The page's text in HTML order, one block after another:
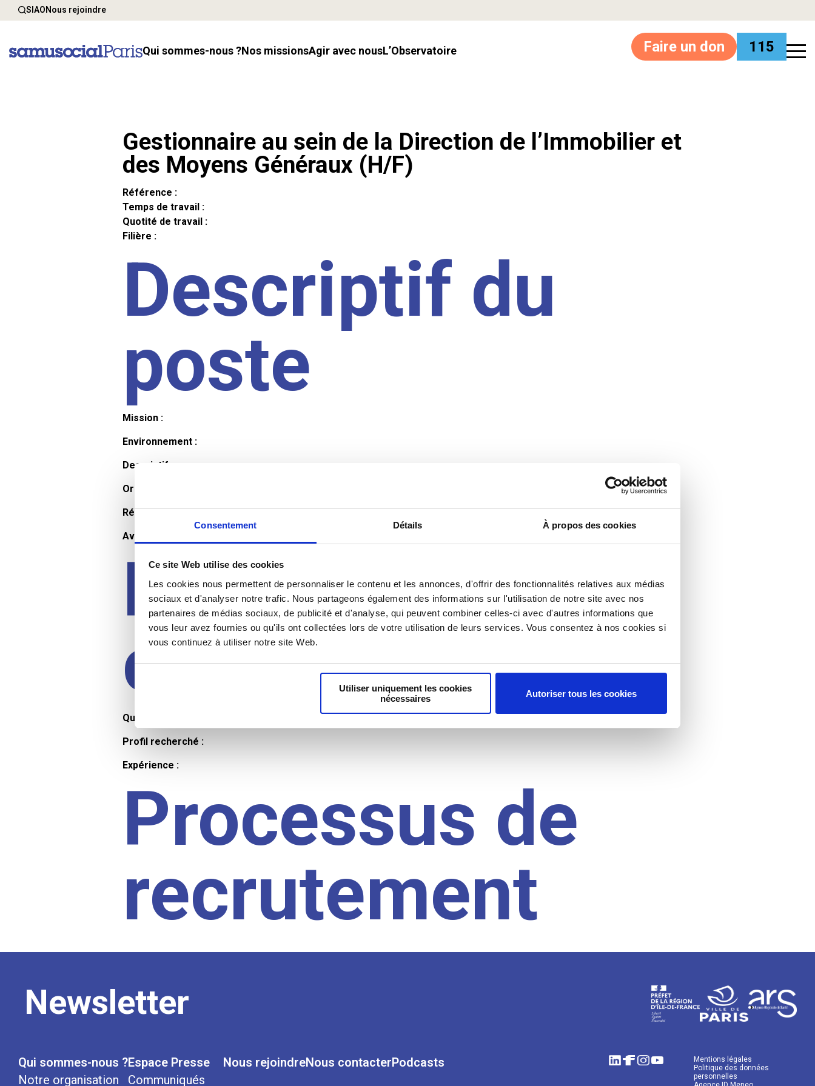
Consentement Détails À propos des cookies
Ce site Web utilise des cookies
Les cookies nous permettent de personnaliser le contenu et les annonces, d'offrir des fonctionnalités relatives aux médias
sociaux et d'analyser notre trafic. Nous partageons également des informations sur l'utilisation de notre site avec nos
partenaires de médias sociaux, de publicité et d'analyse, qui peuvent combiner celles-ci avec d'autres informations que
vous leur avez fournies ou qu'ils ont collectées lors de votre utilisation de leurs services. Vous consentez à nos cookies si
vous continuez à utiliser notre site Web.
Utiliser uniquement les cookies
nécessaires
Autoriser tous les cookies
SIAONous rejoindre
Qui sommes-nous ? Nos missions Agir avec nous l’Observatoire Faire un don 115
Gestionnaire au sein de la Direction de l’Immobilier et
des Moyens Généraux (H/F)
Référence :
Temps de travail :
Quotité de travail :
Filière :
Descriptif du
poste
Mission :
Environnement :
Descriptif :
Organisation et horaires :
Rémunération :
Avantages :
Profil du
candidat
Qualifications et diplômes :
Profil recherché :
Expérience :
Processus de
recrutement
Newsletter
Qui sommes-nous ?
Notre organisation
Espace Presse
Communiqués
Nous rejoindreNous contacterPodcasts
Mentions légales
Politique des données
personnelles